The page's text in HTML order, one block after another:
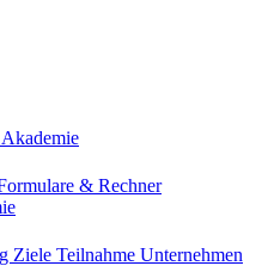
& Rechner
Ziele Teilnahme Unternehmen